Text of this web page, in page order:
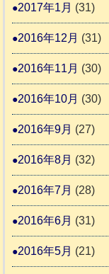
2017年1月 (31)
2016年12月 (31)
2016年11月 (30)
2016年10月 (30)
2016年9月 (27)
2016年8月 (32)
2016年7月 (28)
2016年6月 (31)
2016年5月 (21)